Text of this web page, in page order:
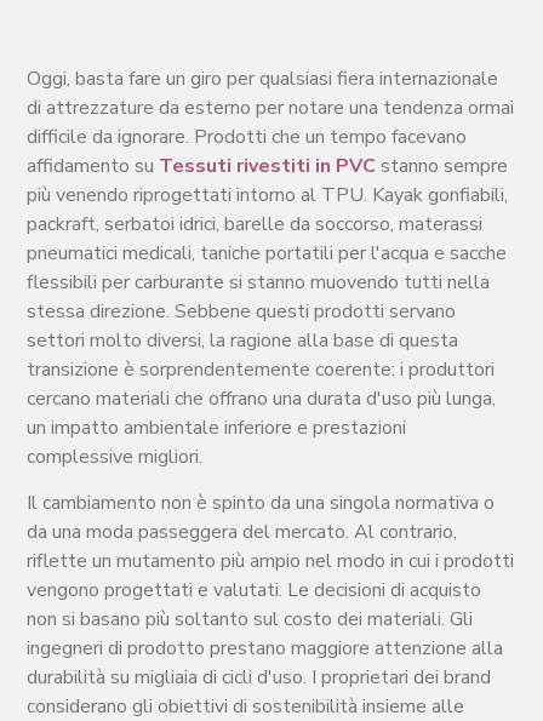
Oggi, basta fare un giro per qualsiasi fiera internazionale
di attrezzature da esterno per notare una tendenza ormai
difficile da ignorare. Prodotti che un tempo facevano
affidamento su Tessuti rivestiti in PVC stanno sempre
più venendo riprogettati intorno al TPU. Kayak gonfiabili,
packraft, serbatoi idrici, barelle da soccorso, materassi
pneumatici medicali, taniche portatili per l'acqua e sacche
flessibili per carburante si stanno muovendo tutti nella
stessa direzione. Sebbene questi prodotti servano
settori molto diversi, la ragione alla base di questa
transizione è sorprendentemente coerente: i produttori
cercano materiali che offrano una durata d'uso più lunga,
un impatto ambientale inferiore e prestazioni
complessive migliori.
Il cambiamento non è spinto da una singola normativa o
da una moda passeggera del mercato. Al contrario,
riflette un mutamento più ampio nel modo in cui i prodotti
vengono progettati e valutati. Le decisioni di acquisto
non si basano più soltanto sul costo dei materiali. Gli
ingegneri di prodotto prestano maggiore attenzione alla
durabilità su migliaia di cicli d'uso. I proprietari dei brand
considerano gli obiettivi di sostenibilità insieme alle